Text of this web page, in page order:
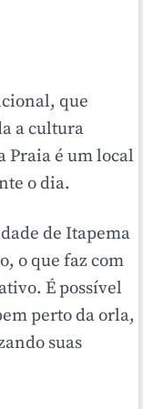
que
a cultura
Praia é um local
o dia.
de Itapema
o que faz com
É possível
perto da orla,
suas